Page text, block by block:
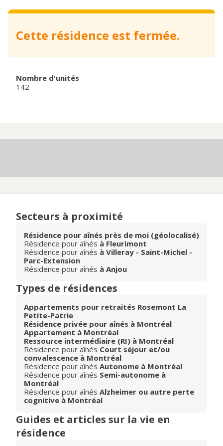
Cette résidence est fermée.
Nombre d'unités
142
Secteurs à proximité
Résidence pour aînés près de moi (géolocalisé)
Résidence pour aînés à Fleurimont
Résidence pour aînés à Villeray - Saint-Michel -
Parc-Extension
Résidence pour aînés à Anjou
Types de résidences
Appartements pour retraités Rosemont La
Petite-Patrie
Résidence privée pour aînés à Montréal
Appartement à Montréal
Ressource intermédiaire (RI) à Montréal
Résidence pour aînés Court séjour et/ou
convalescence à Montréal
Résidence pour aînés Autonome à Montréal
Résidence pour aînés Semi-autonome à
Montréal
Résidence pour aînés Alzheimer ou autre perte
cognitive à Montréal
Guides et articles sur la vie en
résidence